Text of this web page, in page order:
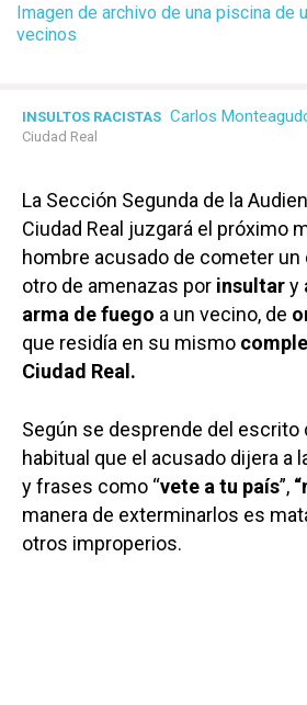
Imagen de archivo de una piscina de
vecinos
INSULTOS RACISTAS Carlos
Ciudad Real
La Sección Segunda de la
Ciudad Real juzgará el próximo
hombre acusado de cometer un
otro de amenazas por insultary
arma de fuego a un vecino, de
que residía en su mismo
Ciudad Real.
Según se desprende del escrito
habitual que el acusado dijera a
y frases como “vete a tu país”,
manera de exterminarlos es
otros improperios.